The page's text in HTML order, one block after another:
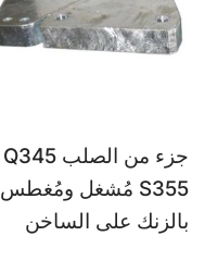
S355 مُشغل ومُغطس
بالزنك على الساخن